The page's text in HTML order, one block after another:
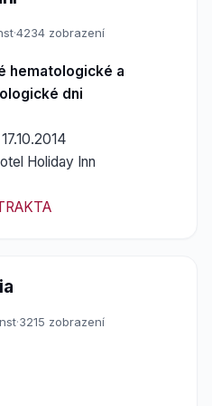
·4234 zobrazení
hematologické a
dni
Holiday Inn
·3215 zobrazení